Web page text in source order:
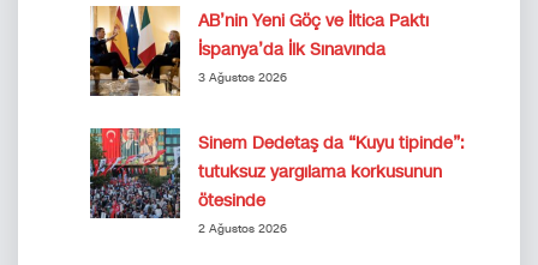
AB’nin Yeni Göç ve İltica Paktı
İspanya’da İlk Sınavında
3 Ağustos 2026
Sinem Dedetaş da “Kuyu tipinde”:
tutuksuz yargılama korkusunun
ötesinde
2 Ağustos 2026